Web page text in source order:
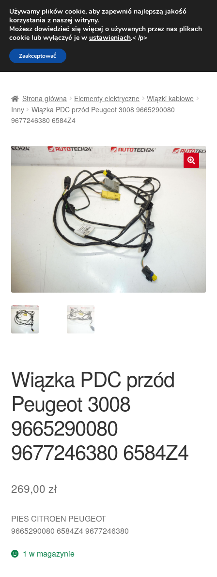
DOSTAWA od 31 zł
Pn.-pt. 9:00-16:00800 003 167
Przejdź
do
nawigacji
Przejdź
do
treści
Dostawa
Skarga
Zasady i warunki
Strona główna Elementy elektryczne
Wiązki kablowe
Inny
Wiązka PDC przód Peugeot 3008 9665290080
9677246380 6584Z4
Wiązka PDC przód
Peugeot 3008
9665290080
9677246380 6584Z4
269,00 zł
PIES CITROEN PEUGEOT
9665290080 6584Z4 9677246380
1 w magazynie
Używamy plików cookie, aby zapewnić najlepszą jakość
korzystania z naszej witryny.
Możesz dowiedzieć się więcej o używanych przez nas plikach
cookie lub wyłączyć je w ustawieniach.< /p>
Zaakceptować